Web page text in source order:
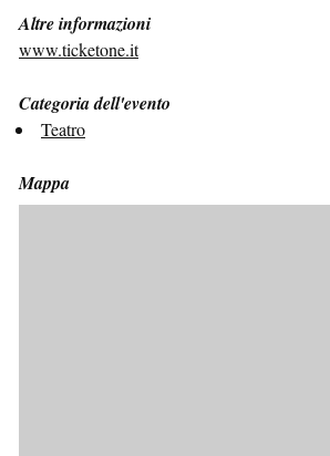
Altre informazioni
www.ticketone.it
Categoria dell'evento
Teatro
Mappa